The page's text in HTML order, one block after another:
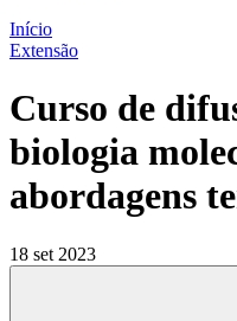
Início
Extensão
Curso de
biologia
abordagens
18 set 2023